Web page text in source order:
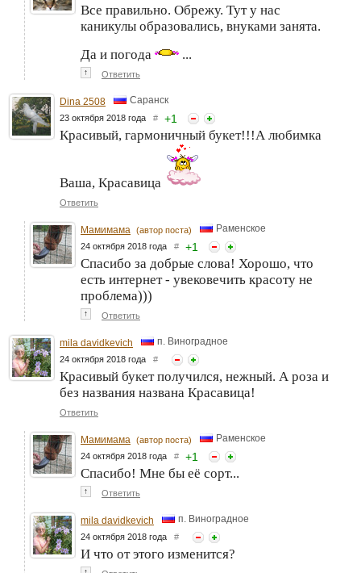
Все правильно. Обрежу. Тут у нас
каникулы образовались, внуками занята.
Да и погода
...
↑ Ответить
Dina 2508 Саранск
23 октября 2018 года # +1
Красивый, гармоничный букет!!!А любимка
Ваша, Красавица
Ответить
Мамимама (автор поста) Раменское
24 октября 2018 года # +1
Спасибо за добрые слова! Хорошо, что
есть интернет - увековечить красоту не
проблема)))
↑ Ответить
mila davidkevich п. Виноградное
24 октября 2018 года #
Красивый букет получился, нежный. А роза и
без названия названа Красавица!
Ответить
Мамимама (автор поста) Раменское
24 октября 2018 года # +1
Спасибо! Мне бы её сорт...
↑ Ответить
mila davidkevich п. Виноградное
24 октября 2018 года #
И что от этого изменится?